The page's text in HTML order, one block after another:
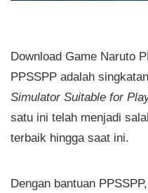
Download Game Naruto
PPSSPP adalah
Simulator Suitable for
satu ini telah menjadi
terbaik hingga saat ini.
Dengan bantuan